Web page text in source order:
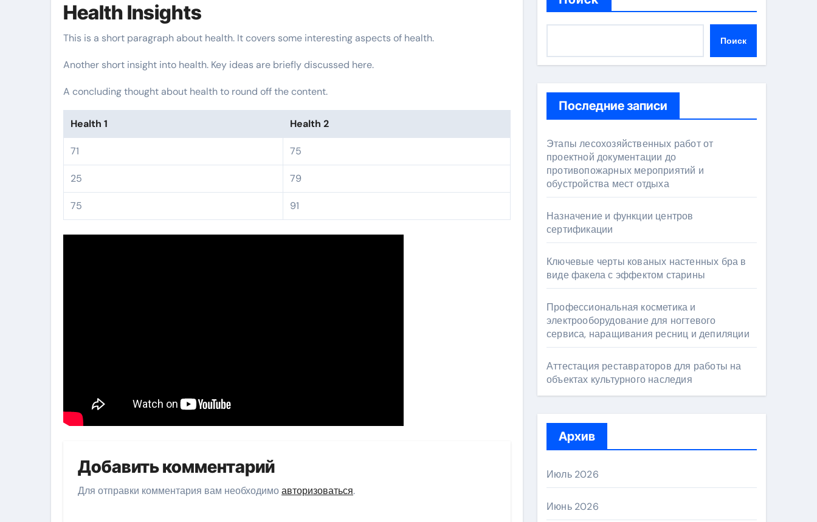
Health Insights
This is a short paragraph about health. It covers some interesting aspects of health.
Another short insight into health. Key ideas are briefly discussed here.
A concluding thought about health to round off the content.
Health 1 Health 2
71 75
25 79
75 91
Добавить комментарий
Для отправки комментария вам необходимоавторизоваться.
Поиск
Последние записи
Этапы лесохозяйственных работ от
проектной документации до
противопожарных мероприятий и
обустройства мест отдыха
Назначение и функции центров
сертификации
Ключевые черты кованых настенных бра в
виде факела с эффектом старины
Профессиональная косметика и
электрооборудование для ногтевого
сервиса, наращивания ресниц и депиляции
Аттестация реставраторов для работы на
объектах культурного наследия
Архив
Июль 2026
Июнь 2026